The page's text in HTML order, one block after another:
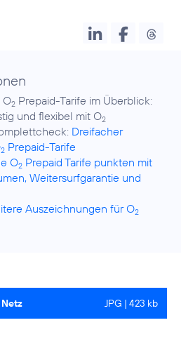
O2
und flexibel mit O2
Dreifacher
2 Prepaid-Tarife
O2 Prepaid Tarife punkten mit
Weitersurfgarantie und
Auszeichnungen für O2
JPG | 423 kb